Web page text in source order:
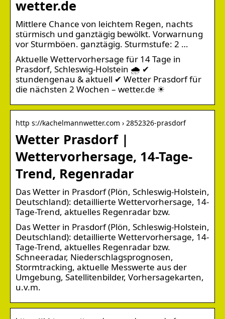
wetter.de
Mittlere Chance von leichtem Regen, nachts
stürmisch und ganztägig bewölkt. Vorwarnung
vor Sturmböen. ganztägig. Sturmstufe: 2 …
Aktuelle Wettervorhersage für 14 Tage in
Prasdorf, Schleswig-Holstein 🌧️ ✔
stundengenau & aktuell ✔ Wetter Prasdorf für
die nächsten 2 Wochen – wetter.de ☀
http s://kachelmannwetter.com › 2852326-prasdorf
Wetter Prasdorf |
Wettervorhersage, 14-Tage-
Trend, Regenradar
Das Wetter in Prasdorf (Plön, Schleswig-Holstein,
Deutschland): detaillierte Wettervorhersage, 14-
Tage-Trend, aktuelles Regenradar bzw.
Das Wetter in Prasdorf (Plön, Schleswig-Holstein,
Deutschland): detaillierte Wettervorhersage, 14-
Tage-Trend, aktuelles Regenradar bzw.
Schneeradar, Niederschlagsprognosen,
Stormtracking, aktuelle Messwerte aus der
Umgebung, Satellitenbilder, Vorhersagekarten,
u.v.m.